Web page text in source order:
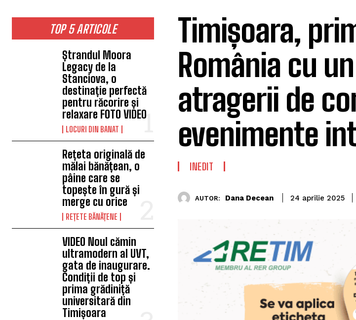
TOP 5 ARTICOLE
Ștrandul Moora
Legacy de la
Stanciova, o
destinație perfectă
pentru răcorire și
relaxare FOTO VIDEO
LOCURI DIN BANAT
Rețeta originală de
mălai bănățean, o
pâine care se
topește în gură și
merge cu orice
REȚETE BĂNĂȚENE
VIDEO Noul cămin
ultramodern al UVT,
gata de inaugurare.
Condiții de top și
prima grădiniță
universitară din
Timișoara
Timișoara,
România cu
atragerii de
evenimente
INEDIT
AUTOR: Dana Decean 24 aprilie 2025